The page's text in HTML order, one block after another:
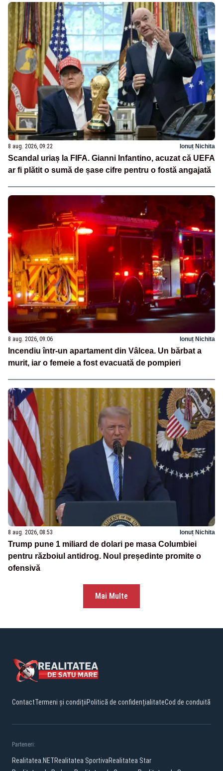
8 aug. 2026, 09:22 Ionuț Nichita
Scandal uriaș la FIFA. Gianni Infantino, acuzat că UEFA
ar fi plătit o sumă de șase cifre pentru o fostă angajată
8 aug. 2026, 09:06 Ionuț Nichita
Incendiu într-un apartament din Vâlcea. Un bărbat a
murit, iar o femeie a fost evacuată de pompieri
8 aug. 2026, 08:53 Ionuț Nichita
Trump pune 1 miliard de dolari pe masa Columbiei
pentru războiul antidrog. Noul președinte promite o
ofensivă
Mai Multe
ContactTermeni și condițiiPolitică de confidențialitateCod de conduită
Parteneri:
Realitatea.NETRealitatea SportivaRealitatea Star